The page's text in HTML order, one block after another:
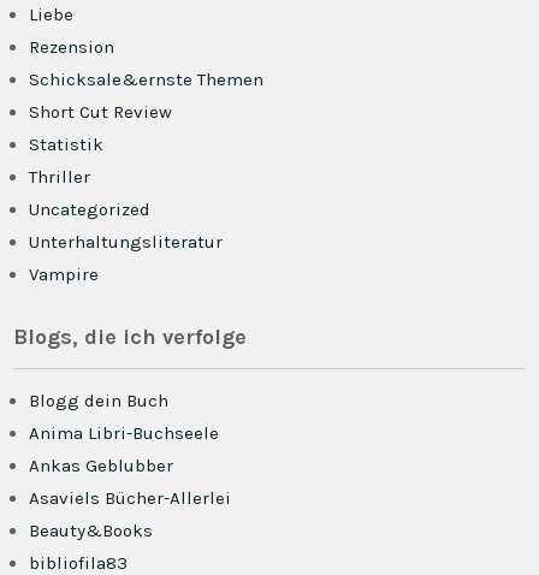
Liebe
Rezension
Schicksale&ernste Themen
Short Cut Review
Statistik
Thriller
Uncategorized
Unterhaltungsliteratur
Vampire
Blogs, die ich verfolge
Blogg dein Buch
Anima Libri-Buchseele
Ankas Geblubber
Asaviels Bücher-Allerlei
Beauty&Books
bibliofila83